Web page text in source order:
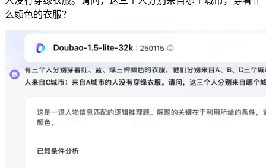
么颜色的衣服？